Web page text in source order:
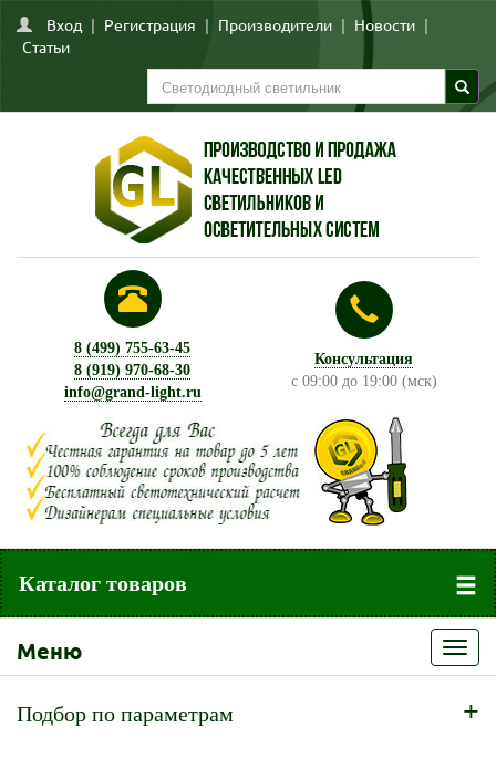
Вход | Регистрация | Производители | Новости |
Статьи
8 (499) 755-63-45
8 (919) 970-68-30
info@grand-light.ru
Консультация
с 09:00 до 19:00 (мск)
Каталог товаров
Меню
Подбор по параметрам +